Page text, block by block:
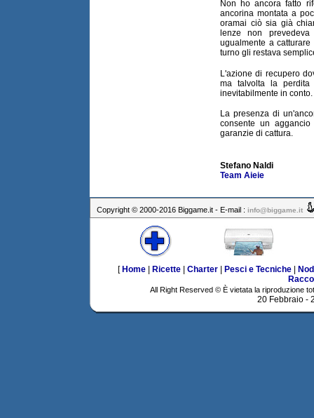
Non ho ancora fatto
ancorina montata a
oramai ciò sia già
lenze non
ugualmente a
turno gli restava
L'azione di recupero
ma talvolta la perdita
inevitabilmente in conto.
La presenza di
consente un
garanzie di cattura.
Stefano Naldi
Team Aieie
Copyright © 2000-2016 Biggame.it - E-mail : info@biggame.it
[ Home| Ricette| Charter| Pesci e Tecniche|
All Right Reserved © È vietata la riproduzione
20 Febbraio -